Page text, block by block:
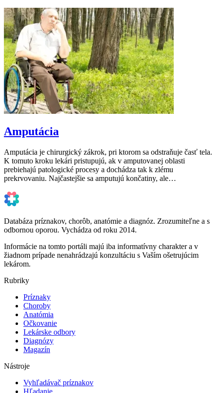
Amputácia
Amputácia je chirurgický zákrok, pri ktorom sa odstraňuje časť tela.
K tomuto kroku lekári pristupujú, ak v amputovanej oblasti
prebiehajú patologické procesy a dochádza tak k zlému
prekrvovaniu. Najčastejšie sa amputujú končatiny, ale…
Databáza príznakov, chorôb, anatómie a diagnóz. Zrozumiteľne a s
odbornou oporou. Vychádza od roku 2014.
Informácie na tomto portáli majú iba informatívny charakter a v
žiadnom prípade nenahrádzajú konzultáciu s Vaším ošetrujúcim
lekárom.
Rubriky
Príznaky
Choroby
Anatómia
Očkovanie
Lekárske odbory
Diagnózy
Magazín
Nástroje
Vyhľadávač príznakov